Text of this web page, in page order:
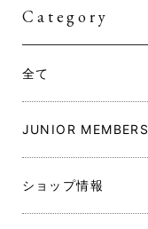
Category
全て
JUNIOR MEMBERS
ショップ情報